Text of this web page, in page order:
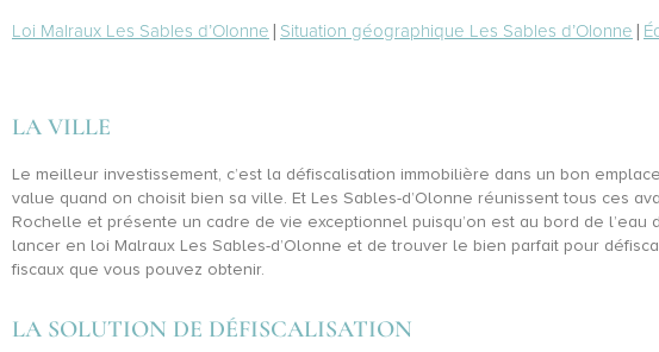
Loi Malraux Les Sables d’Olonne | Situation géographique Les Sables d’Olonne |
LA VILLE
Le meilleur investissement, c’est la défiscalisation immobilière dans un bon
value quand on choisit bien sa ville. Et Les Sables-d’Olonne réunissent tous ces
Rochelle et présente un cadre de vie exceptionnel puisqu’on est au bord de
lancer en loi Malraux Les Sables-d’Olonne et de trouver le bien parfait pour
fiscaux que vous pouvez obtenir.
LA SOLUTION DE DÉFISCALISATION